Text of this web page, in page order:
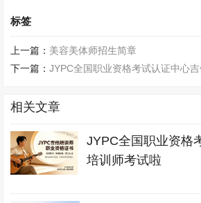
标签
上一篇： 美容美体师招生简章
下一篇：JYPC全国职业资格考试认证中心
相关文章
JYPC全国职业资格
培训师考试啦